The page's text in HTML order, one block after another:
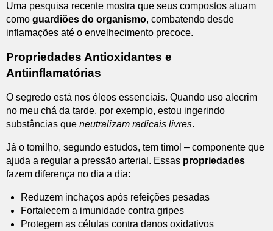
Uma pesquisa recente mostra que seus compostos atuam
como guardiões do organismo, combatendo desde
inflamações até o envelhecimento precoce.
Propriedades Antioxidantes e
Antiinflamatórias
O segredo está nos óleos essenciais. Quando uso alecrim
no meu chá da tarde, por exemplo, estou ingerindo
substâncias que neutralizam radicais livres.
Já o tomilho, segundo estudos, tem timol – componente que
ajuda a regular a pressão arterial. Essas propriedades
fazem diferença no dia a dia:
Reduzem inchaços após refeições pesadas
Fortalecem a imunidade contra gripes
Protegem as células contra danos oxidativos